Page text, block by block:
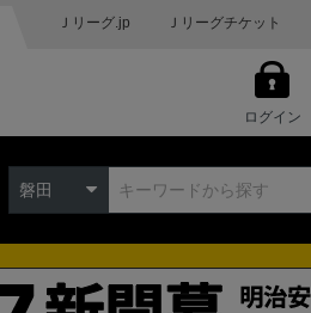
Ｊリーグ.jp Ｊリーグチケット
ログイン
磐田